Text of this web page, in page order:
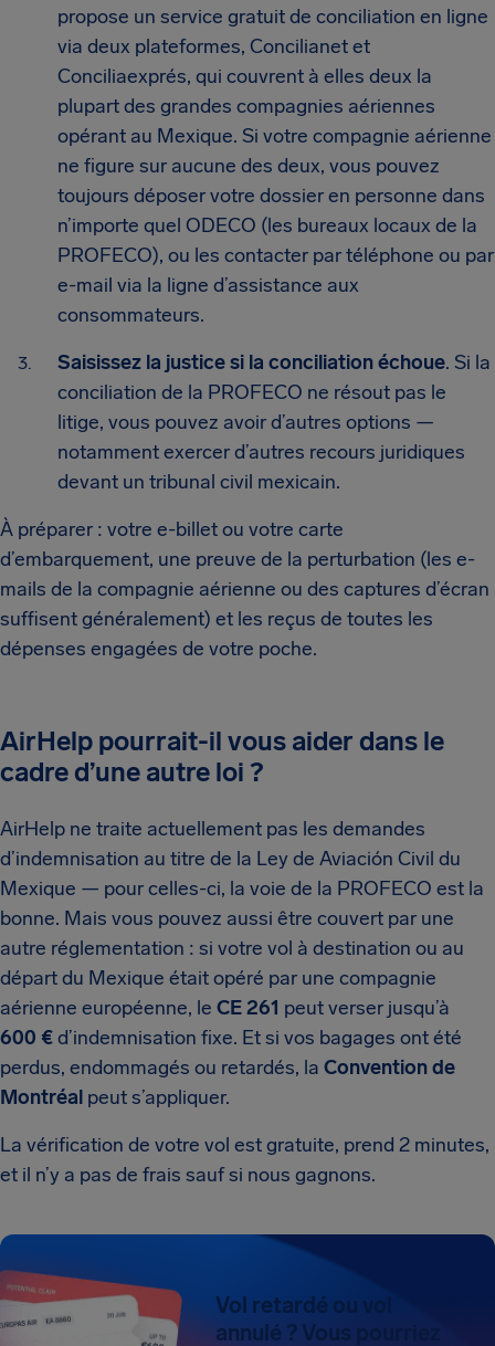
propose un service gratuit de conciliation en ligne
via deux plateformes, Concilianet et
Conciliaexprés, qui couvrent à elles deux la
plupart des grandes compagnies aériennes
opérant au Mexique. Si votre compagnie aérienne
ne figure sur aucune des deux, vous pouvez
toujours déposer votre dossier en personne dans
n’importe quel ODECO (les bureaux locaux de la
PROFECO), ou les contacter par téléphone ou par
e-mail via la ligne d’assistance aux
consommateurs.
Saisissez la justice si la conciliation échoue. Si la
conciliation de la PROFECO ne résout pas le
litige, vous pouvez avoir d’autres options —
notamment exercer d’autres recours juridiques
devant un tribunal civil mexicain.
À préparer : votre e-billet ou votre carte
d’embarquement, une preuve de la perturbation (les e-
mails de la compagnie aérienne ou des captures d’écran
suffisent généralement) et les reçus de toutes les
dépenses engagées de votre poche.
AirHelp pourrait-il vous aider dans le
cadre d’une autre loi ?
AirHelp ne traite actuellement pas les demandes
d’indemnisation au titre de la Ley de Aviación Civil du
Mexique — pour celles-ci, la voie de la PROFECO est la
bonne. Mais vous pouvez aussi être couvert par une
autre réglementation : si votre vol à destination ou au
départ du Mexique était opéré par une compagnie
aérienne européenne, le CE 261 peut verser jusqu’à
600 €d’indemnisation fixe. Et si vos bagages ont été
perdus, endommagés ou retardés, la Convention de
Montréal peut s’appliquer.
La vérification de votre vol est gratuite, prend 2 minutes,
et il n’y a pas de frais sauf si nous gagnons.
Vol retardé ou vol
annulé ? Vous pourriez